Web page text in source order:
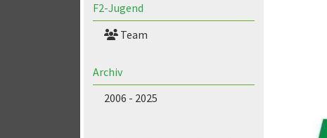
F2-Jugend
Team
Archiv
2006 - 2025